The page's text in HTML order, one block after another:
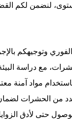
لنضمن لكم
وتوجيهكم
مع دراسة
باستخدام مواد آمنة
لضمان دقة
حتى لأدق